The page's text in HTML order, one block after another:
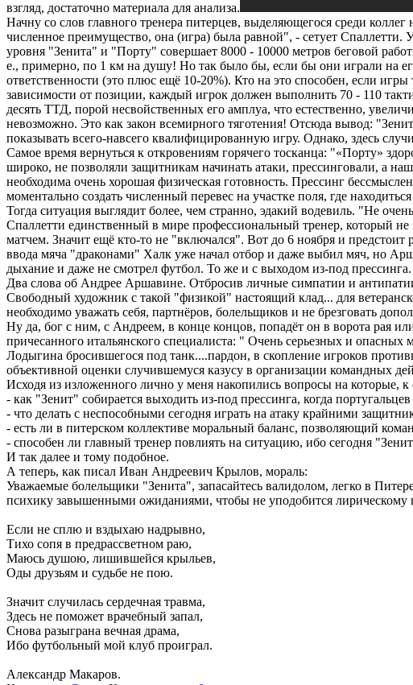
взгляд, достаточно материала для анализа.
Начну со слов главного тренера питерцев, выделяющегося среди
численное преимущество, она (игра) была равной", - сетует
уровня "Зенита" и "Порту" совершает 8000 - 10000 метров беговой
е., примерно, по 1 км на душу! Но так было бы, если бы они играли на
ответственности (это плюс ещё 10-20%). Кто на это способен, если
зависимости от позиции, каждый игрок должен выполнить 70 - 110
десять ТТД, порой несвойственных его амплуа, что естественно,
невозможно. Это как закон всемирного тяготения! Отсюда вывод:
показывать всего-навсего квалифицированную игру. Однако, здесь
Самое время вернуться к откровениям горячего тосканца: "«Порту»
широко, не позволяли защитникам начинать атаки, прессинговали, а
необходима очень хорошая физическая готовность. Прессинг
моментально создать численный перевес на участке поля, где
Тогда ситуация выглядит более, чем странно, эдакий водевиль. "Не
Спаллетти единственный в мире профессиональный тренер, который не
матчем. Значит ещё кто-то не "включался". Вот до 6 ноября и предстоит
ввода мяча "драконами" Халк уже начал отбор и даже выбил мяч, но
дыхание и даже не смотрел футбол. То же и с выходом из-под прессинга.
Два слова об Андрее Аршавине. Отбросив личные симпатии и
Свободный художник с такой "физикой" настоящий клад... для
необходимо уважать себя, партнёров, болельщиков и не брезговать
Ну да, бог с ним, с Андреем, в конце концов, попадёт он в ворота рая
причесанного итальянского специалиста: " Очень серьезных и
Лодыгина бросившегося под танк....пардон, в скопление игроков
объективной оценки случившемуся казусу в организации командных
Исходя из изложенного лично у меня накопились вопросы на которые,
- как "Зенит" собирается выходить из-под прессинга, когда
- что делать с неспособными сегодня играть на атаку крайними
- есть ли в питерском коллективе моральный баланс, позволяющий
- способен ли главный тренер повлиять на ситуацию, ибо сегодня
И так далее и тому подобное.
А теперь, как писал Иван Андреевич Крылов, мораль:
Уважаемые болельщики "Зенита", запасайтесь валидолом, легко в
психику завышенными ожиданиями, чтобы не уподобится лирическому
Если не сплю и вздыхаю надрывно,
Тихо сопя в предрассветном раю,
Маюсь душою, лишившейся крыльев,
Оды друзьям и судьбе не пою.
Значит случилась сердечная травма,
Здесь не поможет врачебный запал,
Снова разыграна вечная драма,
Ибо футбольный мой клуб проиграл.
Александр Макаров.